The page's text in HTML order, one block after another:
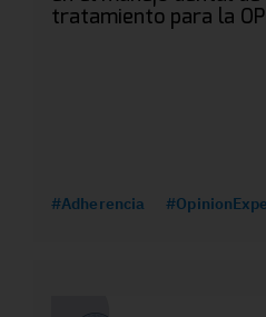
tratamiento para la
#Adherencia